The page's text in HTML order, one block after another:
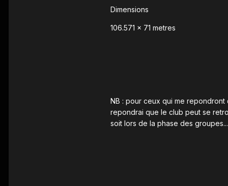
Dimensions
106.571 × 71 metres
NB : pour ceux qui me
repondrai que le club peut se
soit lors de la phase des